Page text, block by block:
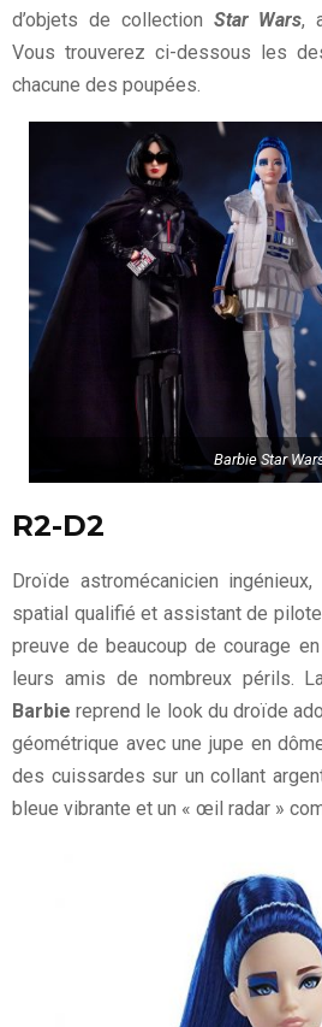
d’objets de collection Star Wars,
Vous trouverez ci-dessous les
chacune des poupées.
Barbie Star
R2-D2
Droïde astromécanicien
spatial qualifié et assistant de
preuve de beaucoup de courage
leurs amis de nombreux périls.
Barbie reprend le look du droïde
géométrique avec une jupe en
des cuissardes sur un collant
bleue vibrante et un « œil radar »